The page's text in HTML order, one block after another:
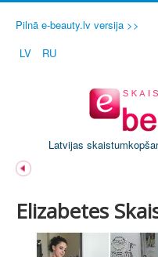
Pilnā e-beauty.lv versija >>
LV
RU
Latvijas
Elizabetes